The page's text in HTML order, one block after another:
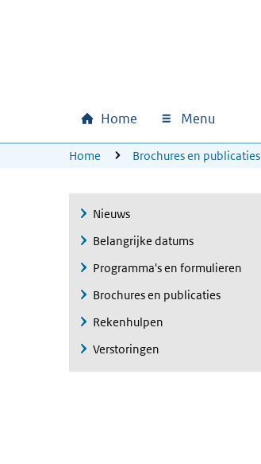
Hoofdnavigatie
Home Menu
U bevindt zich hier:
Home Brochures en publicaties
Nieuws
Belangrijke datums
Programma's en formulieren
Brochures en publicaties
Rekenhulpen
Verstoringen